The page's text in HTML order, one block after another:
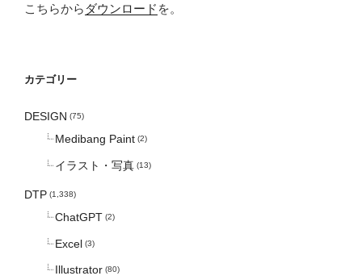
こちらから ダウンロード を。
カテゴリー
DESIGN (75)
Medibang Paint (2)
イラスト・写真 (13)
DTP (1,338)
ChatGPT (2)
Excel (3)
Illustrator (80)